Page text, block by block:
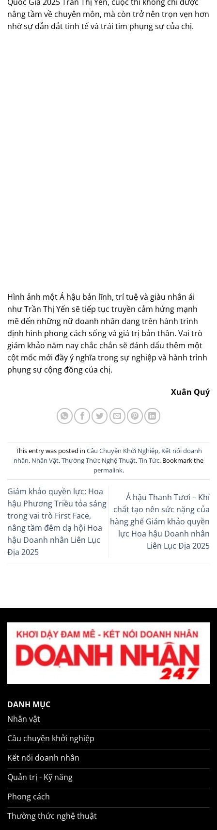
nâng tầm về chuyên môn, mà còn trở nên trọn vẹn hơn
nhờ sự dẫn dắt tinh tế và trái tim phụng sự của chị.
Hình ảnh một Á hậu bản lĩnh, trí tuệ và giàu nhân ái
như Trần Thị Yến sẽ tiếp tục truyền cảm hứng mạnh
mẽ đến những nữ doanh nhân đang trên hành trình
định hình phong cách sống và giá trị bản thân. Vai trò
giám khảo năm nay chắc chắn sẽ đánh dấu thêm một
cột mốc mới đầy ý nghĩa trong sự nghiệp và hành trình
phụng sự cộng đồng của chị.
Xuân Quý
This entry was posted in Câu Chuyện Khởi Nghiệp, Kết nối doanh
nhân, Nhân Vật,Thường Thức Nghệ Thuật,Tin Tức. Bookmark the
permalink.
Giám khảo quyền lực: Hoa
hậu Phương Triều tỏa sáng
trong vai trò First Face,
nâng tầm đêm dạ hội Hoa
hậu Doanh nhân Liên Lục
Địa 2025
Á hậu Thanh Tươi – Khí
chất tạo nên sức nặng của
hàng ghế Giám khảo quyền
lực Hoa hậu Doanh nhân
Liên Lục Địa 2025
DANH MỤC
Nhân vật
Câu chuyện khởi nghiệp
Kết nối doanh nhân
Quản trị - Kỹ năng
Phong cách
Thường thức nghệ thuật